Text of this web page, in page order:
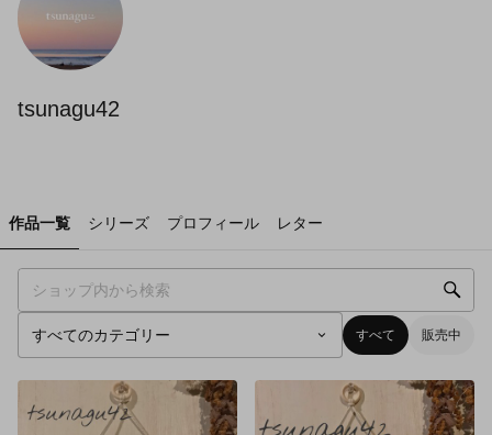
tsunagu42
作品一覧 シリーズ プロフィール レター
すべて 販売中